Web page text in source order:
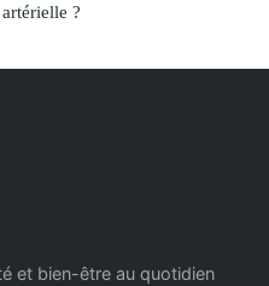
?
et bien-être au quotidien